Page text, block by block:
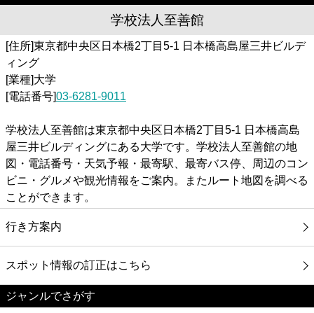
学校法人至善館
[住所]東京都中央区日本橋2丁目5-1 日本橋高島屋三井ビルデ
ィング
[業種]大学
[電話番号]03-6281-9011
学校法人至善館は東京都中央区日本橋2丁目5-1 日本橋高島
屋三井ビルディングにある大学です。学校法人至善館の地
図・電話番号・天気予報・最寄駅、最寄バス停、周辺のコン
ビニ・グルメや観光情報をご案内。またルート地図を調べる
ことができます。
行き方案内
スポット情報の訂正はこちら
ジャンルでさがす